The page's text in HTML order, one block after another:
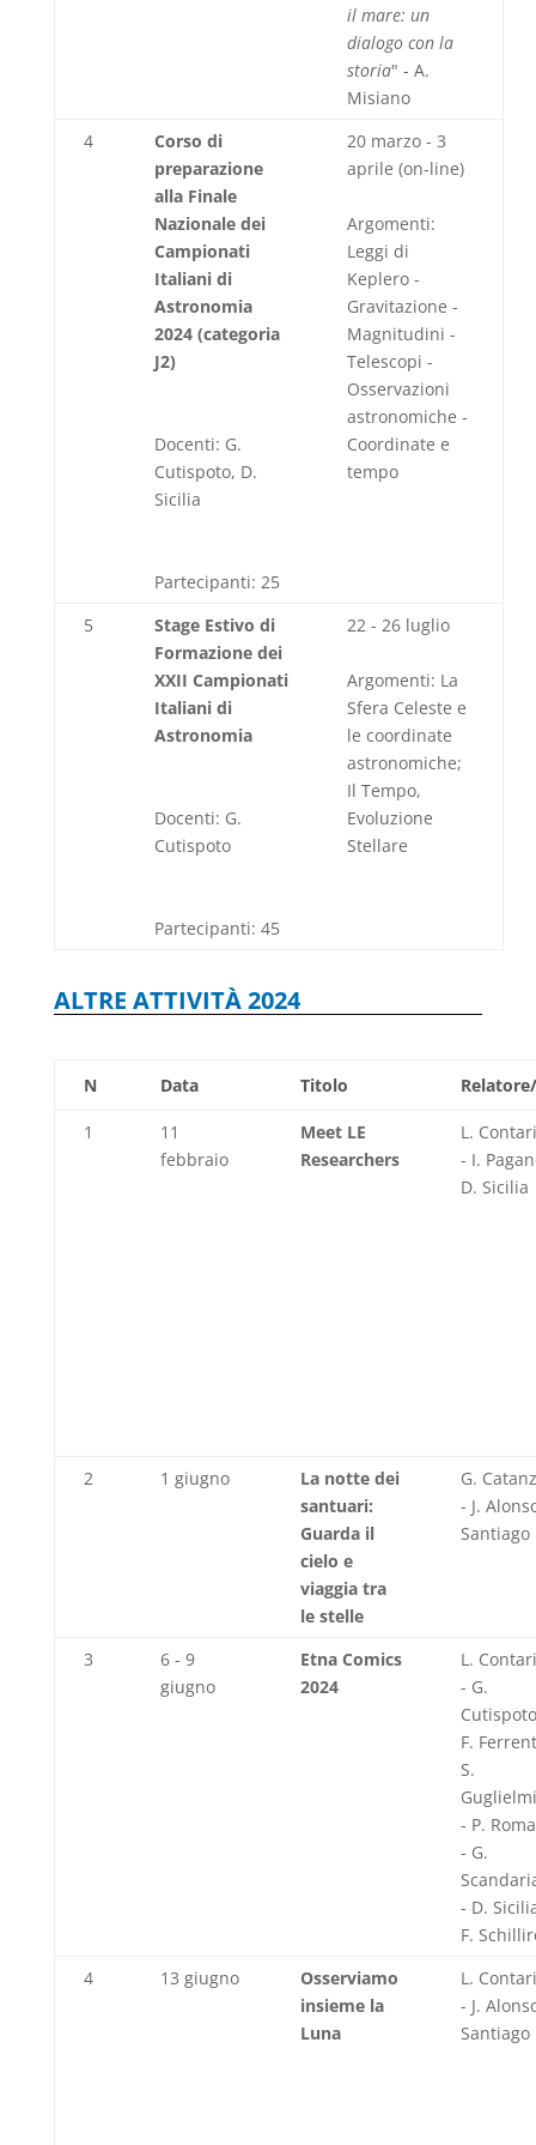
il mare: un
dialogo con la
storia" - A.
Misiano
4
Corso di
preparazione
alla Finale
Nazionale dei
Campionati
Italiani di
Astronomia
2024 (categoria
J2)
Docenti: G.
Cutispoto, D.
Sicilia
Partecipanti: 25
20 marzo - 3
aprile (on-line)
Argomenti:
Leggi di
Keplero -
Gravitazione -
Magnitudini -
Telescopi -
Osservazioni
astronomiche -
Coordinate e
tempo
5
Stage Estivo di
Formazione dei
XXII Campionati
Italiani di
Astronomia
Docenti: G.
Cutispoto
Partecipanti: 45
22 - 26 luglio
Argomenti: La
Sfera Celeste e
le coordinate
astronomiche;
Il Tempo,
Evoluzione
Stellare
ALTRE ATTIVITÀ 2024
N Data Titolo
1
11
febbraio
Meet LE
Researchers
L.
- I.
D. Sicilia
2 1 giugno
La notte dei
santuari:
Guarda il
cielo e
viaggia tra
le stelle
G.
- J.
Santiago
3
6 - 9
giugno
Etna Comics
2024
L.
- G.
F.
S.
- P.
- G.
- D.
F.
4
13 giugno
Osserviamo
insieme la
Luna
L.
- J.
Santiago